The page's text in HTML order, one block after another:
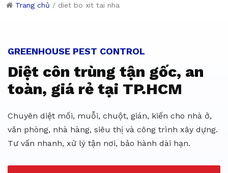
Trang chủ / diet bo xit tai nha
GREENHOUSE PEST CONTROL
Diệt côn trùng tận gốc, an
toàn, giá rẻ tại TP.HCM
Chuyên diệt mối, muỗi, chuột, gián, kiến cho nhà ở,
văn phòng, nhà hàng, siêu thị và công trình xây dựng.
Tư vấn nhanh, xử lý tận nơi, bảo hành dài hạn.